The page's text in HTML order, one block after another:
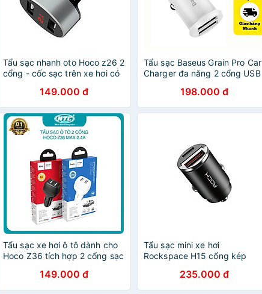
Tẩu sạc nhanh oto Hoco z26 2
cổng - cốc sạc trên xe hơi có
149.000 đ
Tẩu sạc Baseus Grain Pro Car
Charger đa năng 2 cổng USB
198.000 đ
Tẩu sạc xe hơi ô tô dành cho
Hoco Z36 tích hợp 2 cổng sạc
Chính Hãng149.000 đ
Tẩu sạc mini xe hơi
Rockspace H15 cổng kép
không nóng máy hàng chính
hãng
235.000 đ